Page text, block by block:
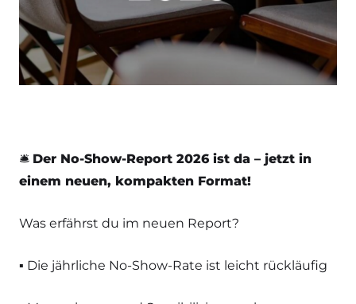
🛎️ Der No-Show-Report 2026 ist da – jetzt in
einem neuen, kompakten Format!
Was erfährst du im neuen Report?
▪️ Die jährliche No-Show-Rate ist leicht rückläufig